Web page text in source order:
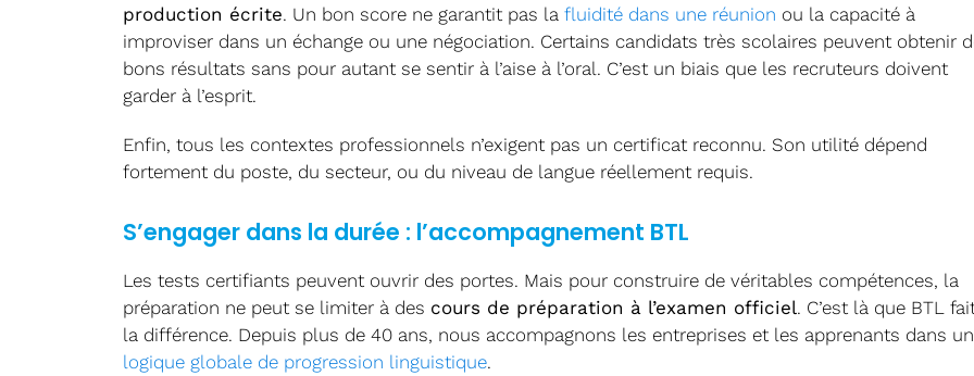
production écrite. Un bon score ne garantit pas la fluidité dans une réunion ou la capacité à
improviser dans un échange ou une négociation. Certains candidats très scolaires peuvent obtenir
bons résultats sans pour autant se sentir à l’aise à l’oral. C’est un biais que les recruteurs doivent
garder à l’esprit.
Enfin, tous les contextes professionnels n’exigent pas un certificat reconnu. Son utilité dépend
fortement du poste, du secteur, ou du niveau de langue réellement requis.
S’engager dans la durée : l’accompagnement BTL
Les tests certifiants peuvent ouvrir des portes. Mais pour construire de véritables compétences, la
préparation ne peut se limiter à des cours de préparation à l’examen officiel. C’est là que BTL
la différence. Depuis plus de 40 ans, nous accompagnons les entreprises et les apprenants dans
logique globale de progression linguistique.